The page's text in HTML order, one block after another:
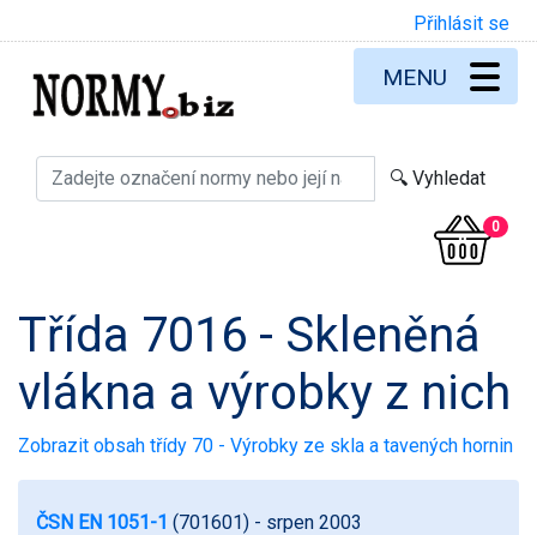
Přihlásit se
0
MENU
Třída 7016 - Skleněná
vlákna a výrobky z nich
Zobrazit obsah třídy 70 - Výrobky ze skla a tavených hornin
ČSN EN 1051-1 (701601) - srpen 2003